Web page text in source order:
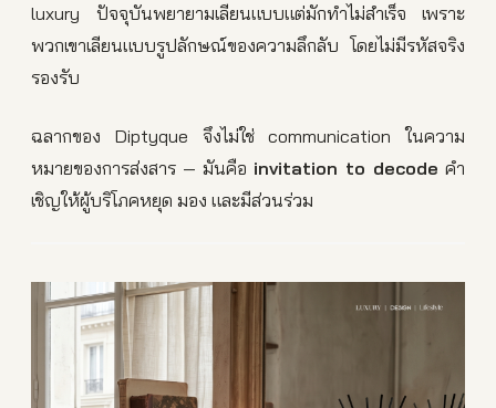
luxury ปัจจุบันพยายามเลียนแบบแต่มักทำไม่สำเร็จ เพราะ
พวกเขาเลียนแบบรูปลักษณ์ของความลึกลับ โดยไม่มีรหัสจริง
รองรับ
ฉลากของ Diptyque จึงไม่ใช่ communication ในความ
หมายของการส่งสาร — มันคือ invitation to decode คำ
เชิญให้ผู้บริโภคหยุด มอง และมีส่วนร่วม